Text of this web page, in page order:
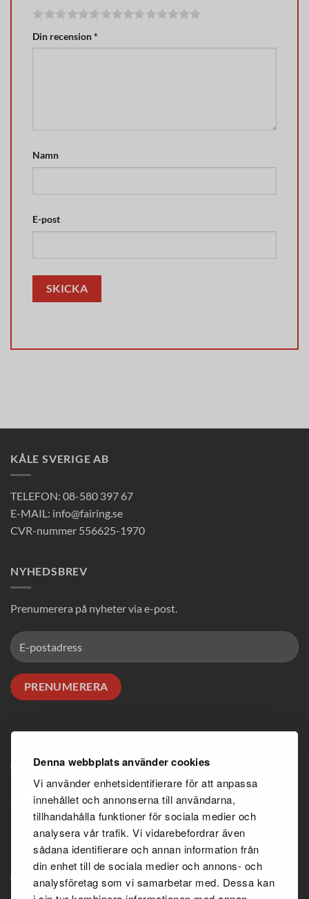
Denna webbplats använder cookies
Vi använder enhetsidentifierare för att anpassa
innehållet och annonserna till användarna,
tillhandahålla funktioner för sociala medier och
analysera vår trafik. Vi vidarebefordrar även
sådana identifierare och annan information från
din enhet till de sociala medier och annons- och
analysföretag som vi samarbetar med. Dessa kan
Din recension*
Namn
E-post
KÅLE SVERIGE AB
TELEFON: 08-580 397 67
E-MAIL: info@fairing.se
CVR-nummer 556625-1970
NYHEDSBREV
Prenumerera på nyheter via e-post.
INFORMATION